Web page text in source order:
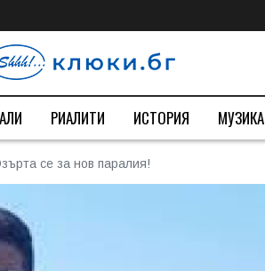
РИАЛИТИ ИСТОРИЯ МУЗИКА
се за нов паралия!